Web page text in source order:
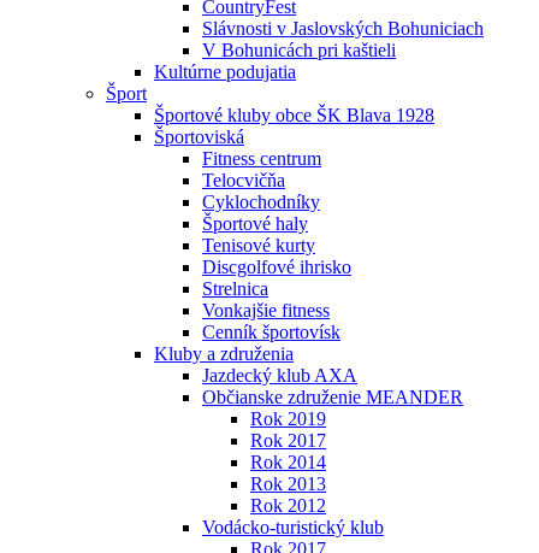
CountryFest
Slávnosti v Jaslovských Bohuniciach
V Bohunicách pri kaštieli
Kultúrne podujatia
Šport
Športové kluby obce ŠK Blava 1928
Športoviská
Fitness centrum
Telocvičňa
Cyklochodníky
Športové haly
Tenisové kurty
Discgolfové ihrisko
Strelnica
Vonkajšie fitness
Cenník športovísk
Kluby a združenia
Jazdecký klub AXA
Občianske združenie MEANDER
Rok 2019
Rok 2017
Rok 2014
Rok 2013
Rok 2012
Vodácko-turistický klub
Rok 2017